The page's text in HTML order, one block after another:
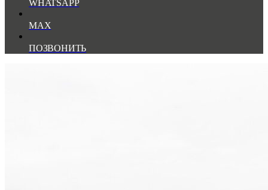
WHATSAPP
MAX
ПОЗВОНИТЬ